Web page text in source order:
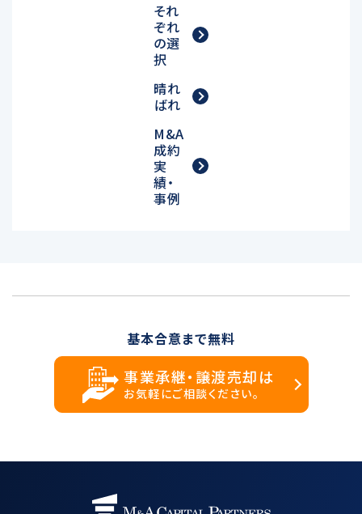
それ
ぞれ
の選
択
晴れ
ばれ
M&A
成約
実
績・
事例
基本合意まで無料
事業承継・譲渡売却は
お気軽にご相談ください。